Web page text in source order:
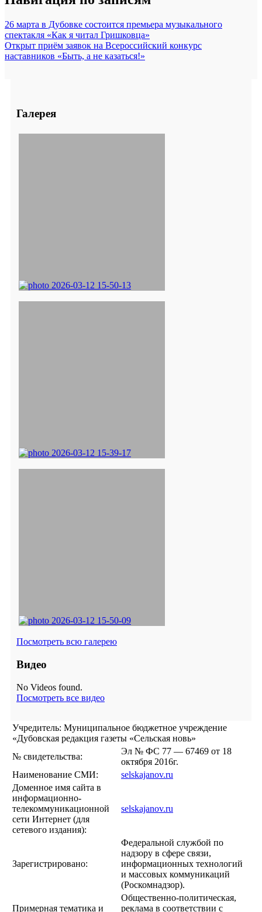
26 марта в Дубовке состоится премьера музыкального
спектакля «Как я читал Гришковца»
Открыт приём заявок на Всероссийский конкурс
наставников «Быть, а не казаться!»
Галерея
Посмотреть всю галерею
Видео
No Videos found.
Посмотреть все видео
Учредитель: Муниципальное бюджетное учреждение
«Дубовская редакция газеты «Сельская новь»
№ свидетельства:
Эл № ФС 77 — 67469 от 18
октября 2016г.
Наименование СМИ:
selskajanov.ru
Доменное имя сайта в
информационно-
телекоммуникационной
сети Интернет (для
сетевого издания):
selskajanov.ru
Зарегистрировано:
Федеральной службой по
надзору в сфере связи,
информационных технологий
и массовых коммуникаций
(Роскомнадзор).
Примерная тематика и
Общественно-политическая,
реклама в соответствии с